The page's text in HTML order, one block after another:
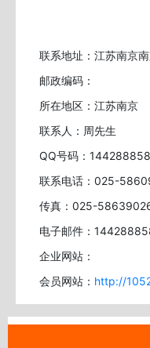
联系地址：江苏南京
邮政编码：
所在地区：江苏南京
联系人：周先生
QQ号码：
联系电话：025-
传真：025-
电子邮件：
企业网站：
会员网站： http://